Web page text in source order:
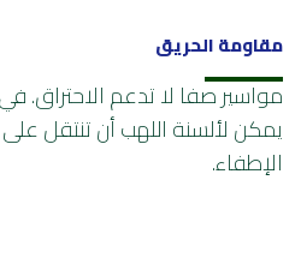
مقاومة الحريق
مواسير صفا لا تدعم الاحتراق.
يمكن لألسنة اللهب أن تنتقل
الإطفاء.